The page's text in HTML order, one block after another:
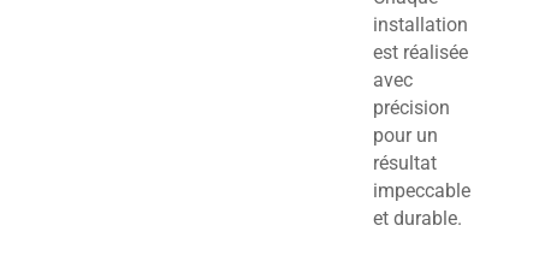
installation
est réalisée
avec
précision
pour un
résultat
impeccable
et durable.